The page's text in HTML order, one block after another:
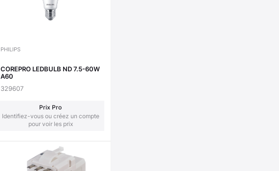
PHILIPS
COREPRO LEDBULB ND 7.5-60W
A60
329607
Prix Pro
Identifiez-vous ou créez un compte
pour voir les prix